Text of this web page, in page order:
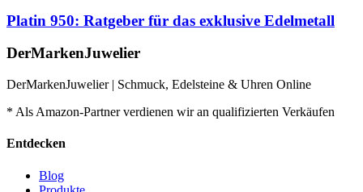
Platin 950: Ratgeber für das exklusive Edelmetall
DerMarkenJuwelier
DerMarkenJuwelier | Schmuck, Edelsteine & Uhren Online
* Als Amazon-Partner verdienen wir an qualifizierten Verkäufen
Entdecken
Blog